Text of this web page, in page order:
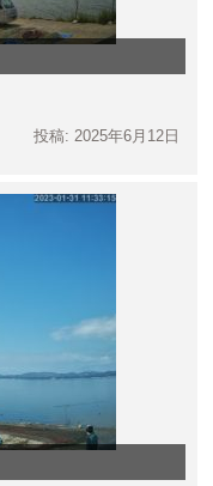
投稿: 2025年6月12日